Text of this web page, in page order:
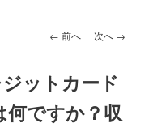
投
ナ
ビ
ゲ
← 前へ 次へ →
ジットカード
何ですか？収